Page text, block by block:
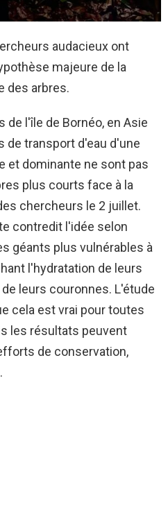
audacieux ont
majeure de la
des arbres.
l'île de Bornéo, en Asie
de transport d'eau d'une
et dominante ne sont pas
plus courts face à la
chercheurs le 2 juillet.
contredit l'idée selon
géants plus vulnérables à
l'hydratation de leurs
leurs couronnes. L'étude
cela est vrai pour toutes
les résultats peuvent
de conservation,